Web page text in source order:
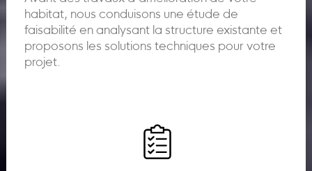
habitat, nous conduisons une étude de
faisabilité en analysant la structure existante et
proposons les solutions techniques pour votre
projet.